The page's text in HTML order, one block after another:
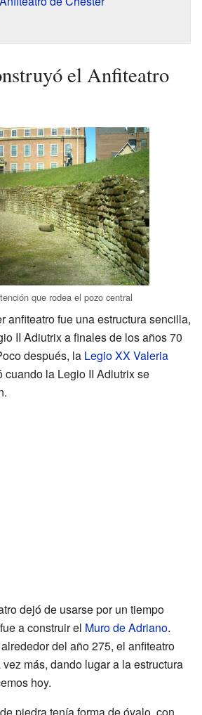
el Anfiteatro
que rodea el pozo central
anfiteatro fue una estructura sencilla,
II Adiutrix a finales de los años 70
después, la Legio XX Valeria
cuando la Legio II Adiutrix se
dejó de usarse por un tiempo
a construir el Muro de Adriano.
del año 275, el anfiteatro
más, dando lugar a la estructura
hoy.